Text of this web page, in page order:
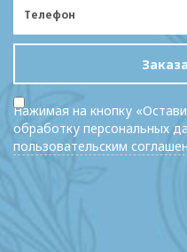
Нажимая на кнопку
обработку персональных
пользовательским